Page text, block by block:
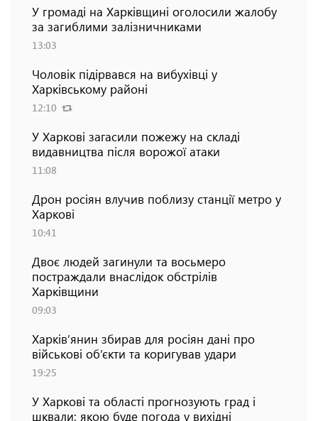
У громаді на Харківщині оголосили жалобу
за загиблими залізничниками
13:03
Чоловік підірвався на вибухівці у
Харківському районі
12:10
У Харкові загасили пожежу на складі
видавництва після ворожої атаки
11:08
Дрон росіян влучив поблизу станції метро у
Харкові
10:41
Двоє людей загинули та восьмеро
постраждали внаслідок обстрілів
Харківщини
09:03
Харків’янин збирав для росіян дані про
військові об’єкти та коригував удари
19:25
У Харкові та області прогнозують град і
шквали: якою буде погода у вихідні